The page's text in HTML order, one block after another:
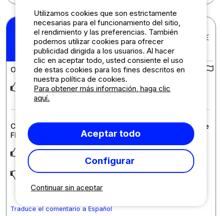
/10
Christophe M.
Publicado el 15/07/2026
Estancia : 06/07/2026 -
10/07/2026
Opiniones sobre el camping :
Camping calme, piscine agréable, personnel du camping
sympathique Bien ombragé
Comentario sobre el alojamiento : Mobilhome Louisiane
Flores (2 Habitaciones)
Reste frais jusqu'en début d'après-midi
Zone pour garer la voiture un peu juste Matelas couchage pas
Traduce el comentario a Español
Continuar sin aceptar
Utilizamos cookies que son estrictamente
necesarias para el funcionamiento del sitio,
el rendimiento y las preferencias. También
podemos utilizar cookies para ofrecer
publicidad dirigida a los usuarios. Al hacer
clic en aceptar todo, usted consiente el uso
de estas cookies para los fines descritos en
nuestra política de cookies.
Para obtener más información, haga clic
aquí.
Aceptar todo
Configurar